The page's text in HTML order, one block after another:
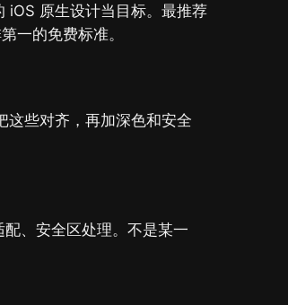
iOS 原生设计当目标。最推荐
一的免费标准。
这些对齐，再加深色和安全
、安全区处理。不是某一